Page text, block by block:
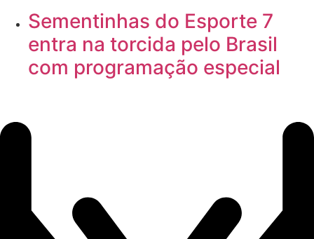
Sementinhas do Esporte 7
entra na torcida pelo Brasil
com programação especial